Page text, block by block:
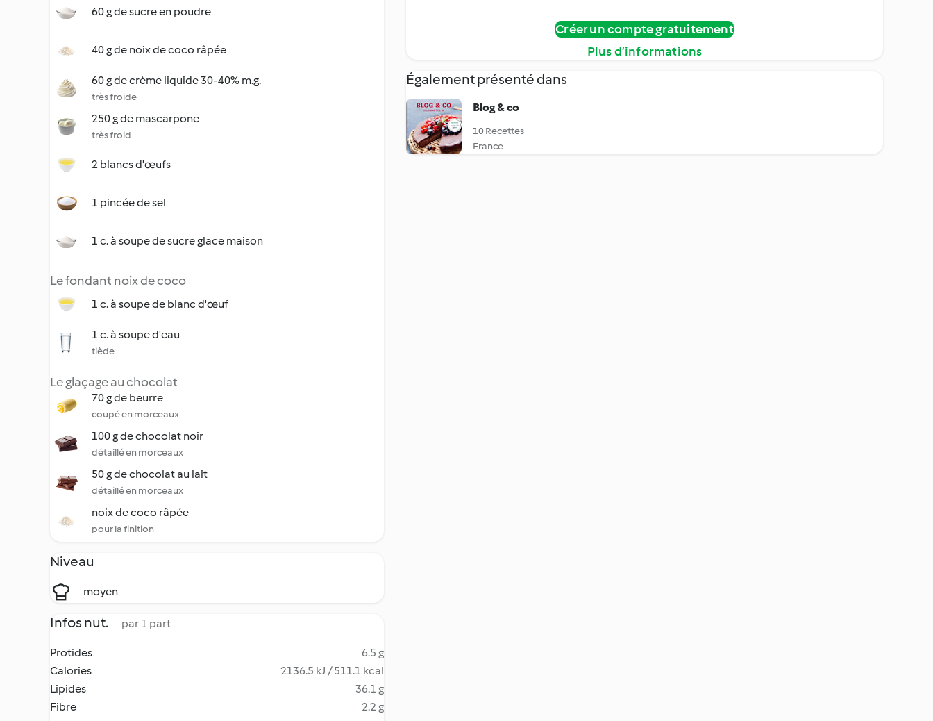
60 g de sucre en poudre
40 g de noix de coco râpée
60 g de crème liquide 30-40% m.g.
très froide
250 g de mascarpone
très froid
2 blancs d'œufs
1 pincée de sel
1 c. à soupe de sucre glace maison
Le fondant noix de coco
1 c. à soupe de blanc d'œuf
1 c. à soupe d'eau
tiède
Le glaçage au chocolat
70 g de beurre
coupé en morceaux
100 g de chocolat noir
détaillé en morceaux
50 g de chocolat au lait
détaillé en morceaux
noix de coco râpée
pour la finition
Niveau
moyen
Infos nut. par 1 part
Protides
6.5 g
Calories
2136.5 kJ / 511.1 kcal
Lipides
36.1 g
Fibre
2.2 g
Créer un compte gratuitement
Plus d’informations
Également présenté dans
Blog & co
10 Recettes
France